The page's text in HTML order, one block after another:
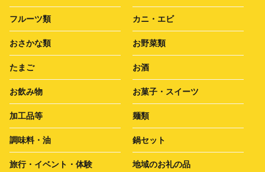
フルーツ類 カニ・エビ
おさかな類 お野菜類
たまご お酒
お飲み物 お菓子・スイーツ
加工品等 麺類
調味料・油 鍋セット
旅行・イベント・体験 地域のお礼の品